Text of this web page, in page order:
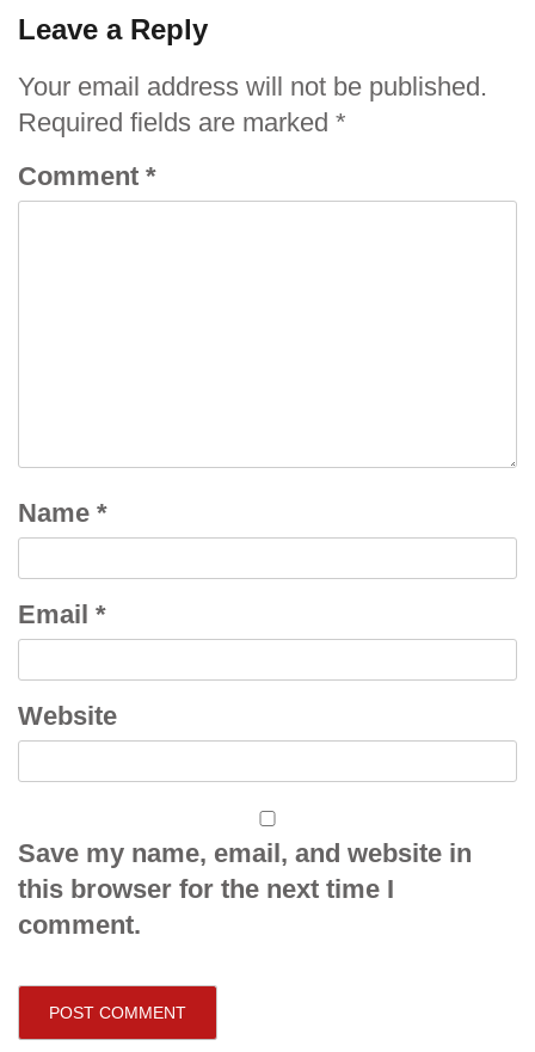
Leave a Reply
Your email address will not be published.
Required fields are marked *
Comment *
Name *
Email *
Website
Save my name, email, and website in
this browser for the next time I
comment.